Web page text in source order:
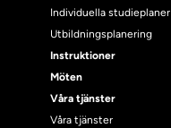
Individuella studieplaner
Utbildningsplanering
Instruktioner
Möten
Våra tjänster
Våra tjänster